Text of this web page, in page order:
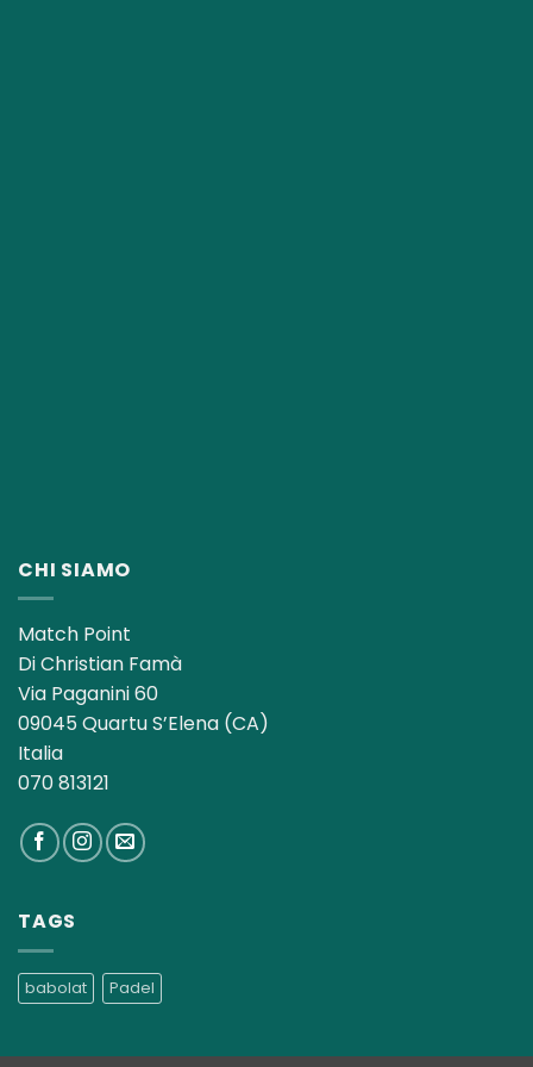
CHI SIAMO
Match Point
Di Christian Famà
Via Paganini 60
09045 Quartu S’Elena (CA)
Italia
070 813121
TAGS
babolat Padel